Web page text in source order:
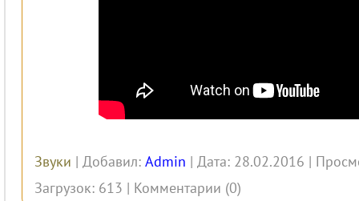
Звуки | Добавил: Admin | Дата: 28.02.2016 |
Загрузок: 613 | Комментарии (0)